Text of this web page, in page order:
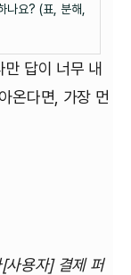
나요? (표, 분해,
만 답이 너무 내
온다면, 가장 먼
사용자] 결제 퍼